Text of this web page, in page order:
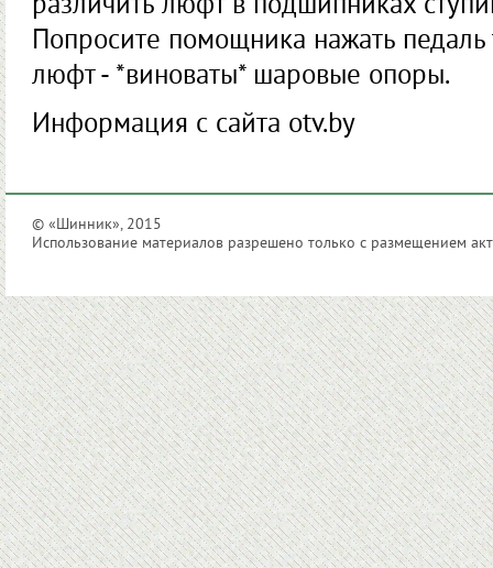
Попросите помощника нажать
люфт - *виноваты* шаровые опоры.
Информация с сайта оtv.by
© «Шинник», 2015
Использование материалов разрешено только с размещением